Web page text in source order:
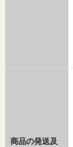
商品の発送及